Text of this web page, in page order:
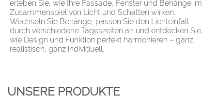
erleben Sie, wie Ihre Fassade, Fenster und Behänge im
Zusammenspiel von Licht und Schatten wirken.
Wechseln Sie Behänge, passen Sie den Lichteinfall
durch verschiedene Tageszeiten an und entdecken Sie,
wie Design und Funktion perfekt harmonieren – ganz
realistisch, ganz individuell.
UNSERE PRODUKTE